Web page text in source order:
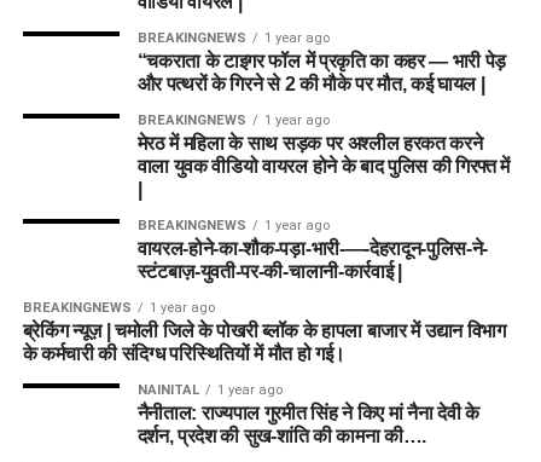
BREAKINGNEWS 1 year ago
“चकराता के टाइगर फॉल में प्रकृति का कहर — भारी पेड़
और पत्थरों के गिरने से 2 की मौके पर मौत, कई घायल |
BREAKINGNEWS 1 year ago
मेरठ में महिला के साथ सड़क पर अश्लील हरकत करने
वाला युवक वीडियो वायरल होने के बाद पुलिस की गिरफ्त में
BREAKINGNEWS 1 year ago
वायरल-होने-का-शौक-पड़ा-भारी-—-देहरादून-पुलिस-ने-
स्टंटबाज़-युवती-पर-की-चालानी-कार्रवाई |
BREAKINGNEWS 1 year ago
ब्रेकिंग न्यूज़ | चमोली जिले के पोखरी ब्लॉक के हापला बाजार में उद्यान विभाग
के कर्मचारी की संदिग्ध परिस्थितियों में मौत हो गई।
NAINITAL 1 year ago
नैनीताल: राज्यपाल गुरमीत सिंह ने किए मां नैना देवी के
दर्शन, प्रदेश की सुख-शांति की कामना की….